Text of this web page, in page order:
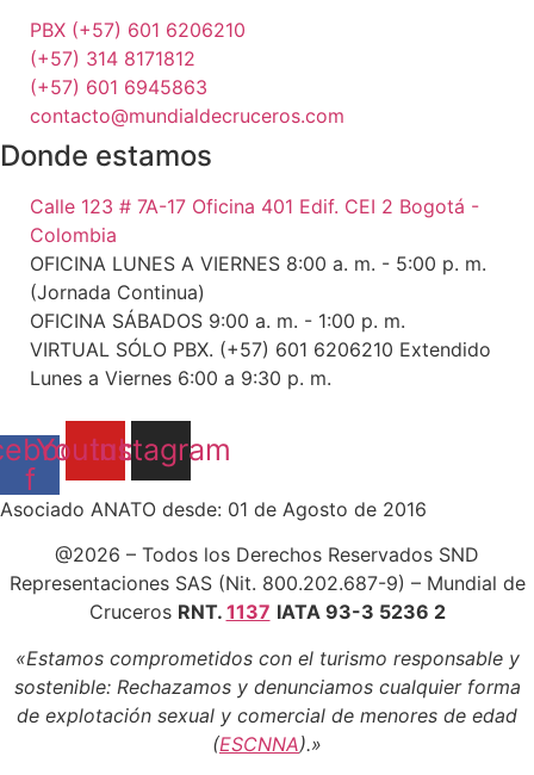
PBX (+57) 601 6206210
(+57) 314 8171812
(+57) 601 6945863
contacto@mundialdecruceros.com
Donde estamos
Calle 123 # 7A-17 Oficina 401 Edif. CEI 2 Bogotá -
Colombia
OFICINA LUNES A VIERNES 8:00 a. m. - 5:00 p. m.
(Jornada Continua)
OFICINA SÁBADOS 9:00 a. m. - 1:00 p. m.
VIRTUAL SÓLO PBX. (+57) 601 6206210 Extendido
Lunes a Viernes 6:00 a 9:30 p. m.
f
Youtube
Instagram
Asociado ANATO desde: 01 de Agosto de 2016
@2026 – Todos los Derechos Reservados SND
Representaciones SAS (Nit. 800.202.687-9) – Mundial de
Cruceros RNT. 1137 IATA 93-3 5236 2
«Estamos comprometidos con el turismo responsable y
sostenible: Rechazamos y denunciamos cualquier forma
de explotación sexual y comercial de menores de edad
(ESCNNA).»